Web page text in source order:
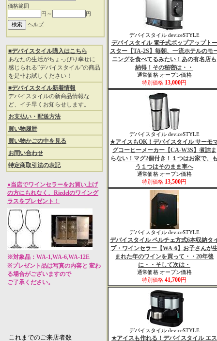
価格範囲
円 ～
円
ヘルプ
■デバイスタイル購入はこちら
あなたの生活がちょっぴり幸せに
感じられる”デバイスタイル”の商品
を是非お試しください！
■デバイスタイル新着情報
デバイスタイルの新商品情報な
ど、イチ早くお知らせします。
お支払い・配送方法
買い物履歴
買い物かごの中を見る
お問い合わせ
特定商取引法の表記
●当店でワインセラーをお買い上げ
の方にもれなく、Riedelのワイング
ラスをプレゼント！
※対象品：WA-1,WA-6,WA-12E
※プレゼント品は写真の内容と 変わ
る場合がございますので
ご了承ください。
これまでのご来店者数
デバイスタイル deviceSTYLE
デバイスタイル 電子式ポップアップトー
スター【TA-2S】毎朝、一流ホテルのモ
ニングを食べてるみたい！あの有名店も
納得！その秘密は・・
通常価格 オープン価格
特別価格 13,000円
デバイスタイル deviceSTYLE
★アイスもOK！デバイスタイル サーモ
グコーヒーメーカー【CA-W3S】煮詰ま
らない！マグ2個付き！１つはお家で、
う１つはそのまま車へ
通常価格 オープン価格
特別価格 13,500円
デバイスタイル deviceSTYLE
デバイスタイル ペルチェ方式6本収納タ
プ・ワインセラー【WA-6】お子さんが
まれた年のワインを買って・・20年後
に・・そして次は・
通常価格 オープン価格
特別価格 41,700円
デバイスタイル deviceSTYLE
★アイスも作れる！デバイスタイル エス